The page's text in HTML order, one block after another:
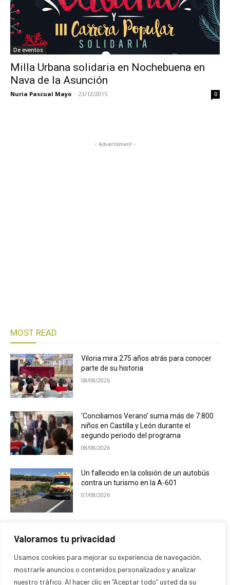
Valoramos tu privacidad
Usamos cookies para mejorar su experiencia de navegación,
mostrarle anuncios o contenidos personalizados y analizar
nuestro tráfico. Al hacer clic en “Aceptar todo” usted da su
De eventos
Milla Urbana solidaria en Nochebuena en
Nava de la Asunción
Nuria Pascual Mayo - 23/12/2015 0
- Advertisment -
MOST READ
Viloria mira 275 años atrás para conocer
parte de su historia
08/08/2026
‘Conciliamos Verano’ suma más de 7.800
niños en Castilla y León durante el
segundo periodo del programa
08/08/2026
Un fallecido en la colisión de un autobús
contra un turismo en la A-601
07/08/2026
las mejores fotografías de sus fiestas